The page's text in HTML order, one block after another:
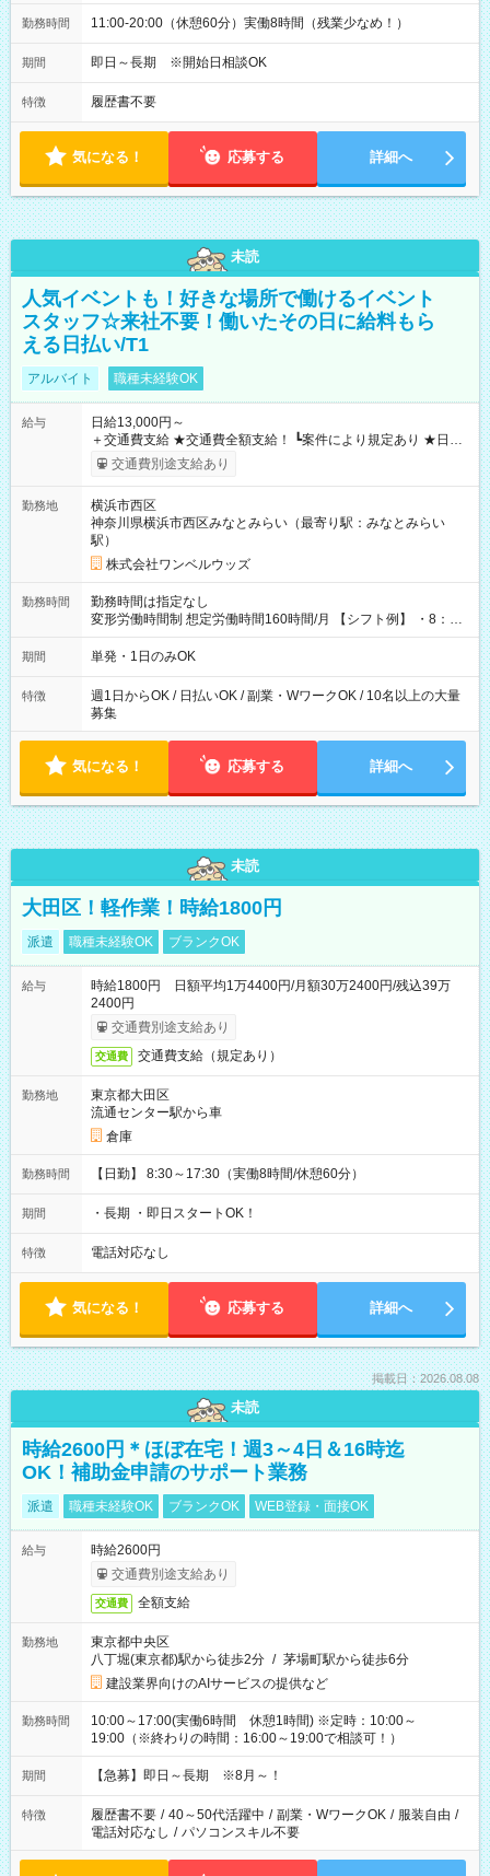
勤務時間 11:00-20:00（休憩60分）実働8時間（残業少なめ！）
期間 即日～長期 ※開始日相談OK
特徴 履歴書不要
気になる！ 応募する 詳細へ
未読
人気イベントも！好きな場所で働けるイベント
スタッフ☆来社不要！働いたその日に給料もら
える日払い/T1
アルバイト 職種未経験OK
給与
日給13,000円～
＋交通費支給 ★交通費全額支給！ ┗案件により規定あり ★日払
いOK！（規定あり） ┗働いたその日に現金GET♪ お仕事後はコ
ンビニATMから 日払い分を引き落とせます！ 【試用期間】試
交通費別途支給あり
勤務地
横浜市西区
神奈川県横浜市西区みなとみらい（最寄り駅：みなとみらい
駅）
株式会社ワンベルウッズ
勤務時間
勤務時間は指定なし
変形労働時間制 想定労働時間160時間/月 【シフト例】 ・8：00
～21：00
期間 単発・1日のみOK
特徴
週1日からOK / 日払いOK / 副業・WワークOK / 10名以上の大量
募集
気になる！ 応募する 詳細へ
未読
大田区！軽作業！時給1800円
派遣 職種未経験OK ブランクOK
給与
時給1800円 日額平均1万4400円/月額30万2400円/残込39万
2400円
交通費別途支給あり
交通費 交通費支給（規定あり）
勤務地
東京都大田区
流通センター駅から車
倉庫
勤務時間 【日勤】 8:30～17:30（実働8時間/休憩60分）
期間 ・長期 ・即日スタートOK！
特徴 電話対応なし
気になる！ 応募する 詳細へ
掲載日：2026.08.08
未読
時給2600円＊ほぼ在宅！週3～4日＆16時迄
OK！補助金申請のサポート業務
派遣 職種未経験OK ブランクOK WEB登録・面接OK
給与
時給2600円
交通費別途支給あり
交通費 全額支給
勤務地
東京都中央区
八丁堀(東京都)駅から徒歩2分 / 茅場町駅から徒歩6分
建設業界向けのAIサービスの提供など
勤務時間
10:00～17:00(実働6時間 休憩1時間) ※定時：10:00～
19:00（※終わりの時間：16:00～19:00で相談可！）
期間 【急募】即日～長期 ※8月～！
特徴 履歴書不要 / 40～50代活躍中 / 副業・WワークOK / 服装自由 /
電話対応なし / パソコンスキル不要